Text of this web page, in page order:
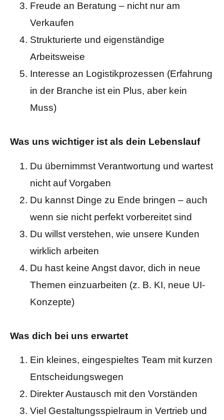
Freude an Beratung – nicht nur am
Verkaufen
Strukturierte und eigenständige
Arbeitsweise
Interesse an Logistikprozessen (Erfahrung
in der Branche ist ein Plus, aber kein
Muss)
Was uns wichtiger ist als dein Lebenslauf
Du übernimmst Verantwortung und wartest
nicht auf Vorgaben
Du kannst Dinge zu Ende bringen – auch
wenn sie nicht perfekt vorbereitet sind
Du willst verstehen, wie unsere Kunden
wirklich arbeiten
Du hast keine Angst davor, dich in neue
Themen einzuarbeiten (z. B. KI, neue UI-
Konzepte)
Was dich bei uns erwartet
Ein kleines, eingespieltes Team mit kurzen
Entscheidungswegen
Direkter Austausch mit den Vorständen
Viel Gestaltungsspielraum in Vertrieb und